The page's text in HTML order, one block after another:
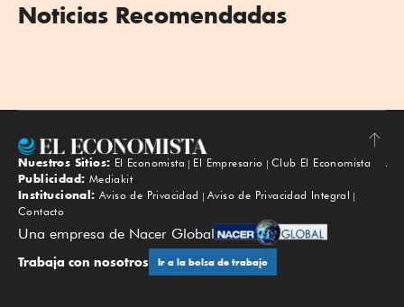
Noticias Recomendadas
Subir
Nuestros Sitios: El Economista El Empresario
Club El Economista
Publicidad: Mediakit
Institucional: Aviso de Privacidad
Aviso de Privacidad Integral
Contacto
Una empresa de Nacer Global
Trabaja con nosotros Ir a la bolsa de trabajo